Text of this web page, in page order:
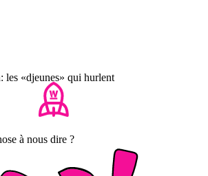
les «djeunes» qui hurlent
à nous dire ?